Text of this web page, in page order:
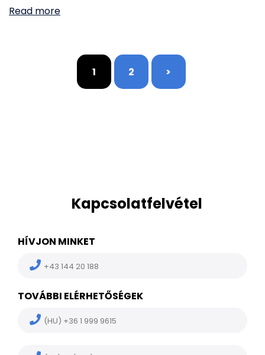
Read more
Bejegyzések
1 2 >
Kapcsolatfelvétel
HÍVJON MINKET
+43 144 20 188
TOVÁBBI ELÉRHETŐSÉGEK
(HU) +36 1 999 9615